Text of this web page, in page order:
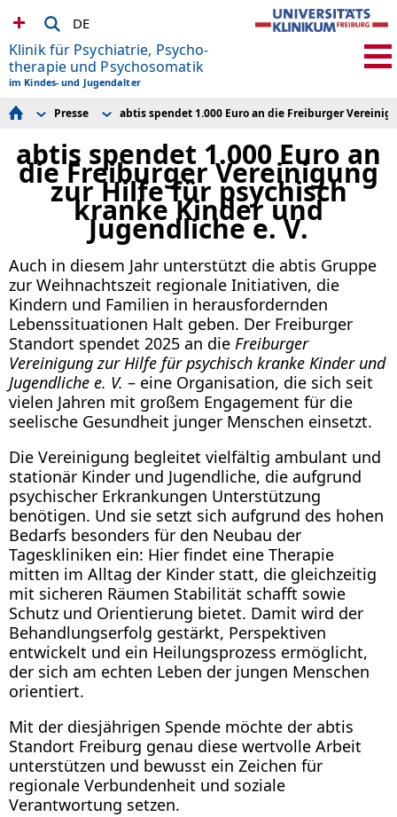
DE
Klinik für Psychiatrie, Psycho­
therapie und Psychosomatik
im Kindes- und Jugendalter
Eltern- und Patienteninformationen
Team und Kontakt
Ambulanzen und Anmeldung
Notfallnummern
Station Emminghaus
Station Ruffin
Klinikschule
Zusätzliche Therapieangebote
Freiburger Vereinigung
Forschung & Lehre
Fort- und Weiterbildung
Presse
Stellenangebote
Presse
Hilfe für psychisch kranke Kinder und Jugendliche e.V.
10.000 Euro für psychisch erkrankte Kinder und
Jugendliche
FAIR ways Förderpreis SC Freiburg - Vorbildliche Projekte
und gesellschaftliches Engagement
20.000 Euro für psychische Gesundheit von Kindern und
Jugendlichen
Kleine Schritte machen den großen Unterschied!
Spenden zugunsten der Kinder- und Jugendpsychiatrie
Rekordspendensumme beim 3. Benefiz-Golftunier
zugunsten psychisch kranker Kinder und Jugendlicher
erzielt
Surfen gegen Depressionen
abtis spendet 1.000 Euro an die Freiburger
abtis spendet 1.000 Euro an
die Freiburger Vereinigung
zur Hilfe für psychisch
kranke Kinder und
Jugendliche e. V.
Auch in diesem Jahr unterstützt die abtis Gruppe
zur Weihnachtszeit regionale Initiativen, die
Kindern und Familien in herausfordernden
Lebenssituationen Halt geben. Der Freiburger
Standort spendet 2025 an die Freiburger
Vereinigung zur Hilfe für psychisch kranke Kinder und
Jugendliche e. V. – eine Organisation, die sich seit
vielen Jahren mit großem Engagement für die
seelische Gesundheit junger Menschen einsetzt.
Die Vereinigung begleitet vielfältig ambulant und
stationär Kinder und Jugendliche, die aufgrund
psychischer Erkrankungen Unterstützung
benötigen. Und sie setzt sich aufgrund des hohen
Bedarfs besonders für den Neubau der
Tageskliniken ein: Hier findet eine Therapie
mitten im Alltag der Kinder statt, die gleichzeitig
mit sicheren Räumen Stabilität schafft sowie
Schutz und Orientierung bietet. Damit wird der
Behandlungserfolg gestärkt, Perspektiven
entwickelt und ein Heilungsprozess ermöglicht,
der sich am echten Leben der jungen Menschen
orientiert.
Mit der diesjährigen Spende möchte der abtis
Standort Freiburg genau diese wertvolle Arbeit
unterstützen und bewusst ein Zeichen für
regionale Verbundenheit und soziale
Verantwortung setzen.